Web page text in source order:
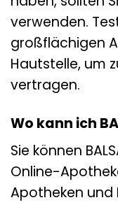
verwenden.
großflächigen
Hautstelle, um
vertragen.
Wo kann ich
Sie können
Online-
Apotheken und